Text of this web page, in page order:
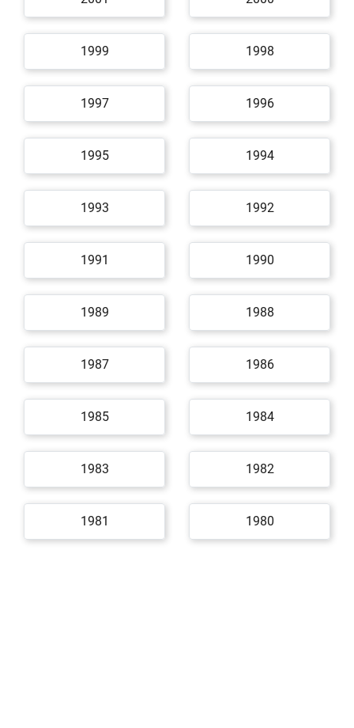
1999 1998
1997 1996
1995 1994
1993 1992
1991 1990
1989 1988
1987 1986
1985 1984
1983 1982
1981 1980